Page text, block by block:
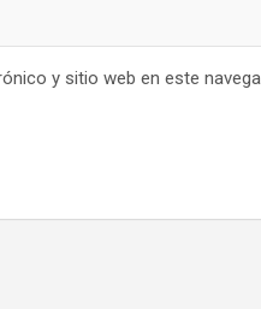
y sitio web en este